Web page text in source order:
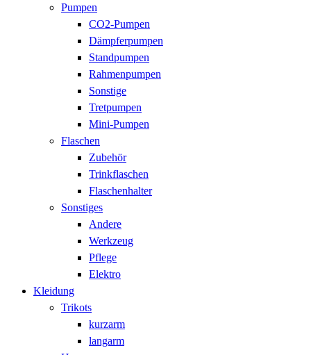
Pumpen
CO2-Pumpen
Dämpferpumpen
Standpumpen
Rahmenpumpen
Sonstige
Tretpumpen
Mini-Pumpen
Flaschen
Zubehör
Trinkflaschen
Flaschenhalter
Sonstiges
Andere
Werkzeug
Pflege
Elektro
Kleidung
Trikots
kurzarm
langarm